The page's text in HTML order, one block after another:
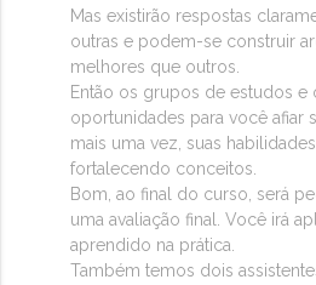
Mas existirão respostas
outras e podem-se construir
melhores que outros.
Então os grupos de estudos e
oportunidades para você afiar
mais uma vez, suas
fortalecendo conceitos.
Bom, ao final do curso, será
uma avaliação final. Você irá
aprendido na prática.
Também temos dois